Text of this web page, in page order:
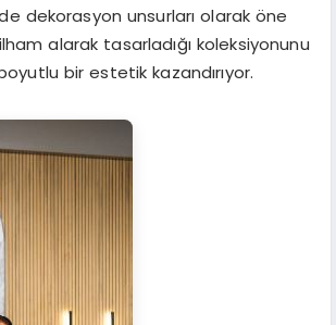
dekorasyon unsurları olarak öne
alarak tasarladığı koleksiyonunu
bir estetik kazandırıyor.